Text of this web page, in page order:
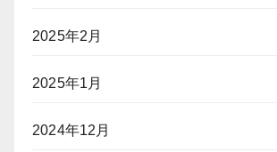
2025年2月
2025年1月
2024年12月